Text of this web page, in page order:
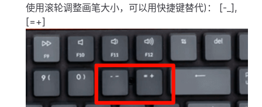
使用滚轮调整画笔大小，可以用快捷键替代)： [-_],
[=+]